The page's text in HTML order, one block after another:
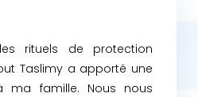
rituels de protection
Taslimy a apporté une
ma famille. Nous nous